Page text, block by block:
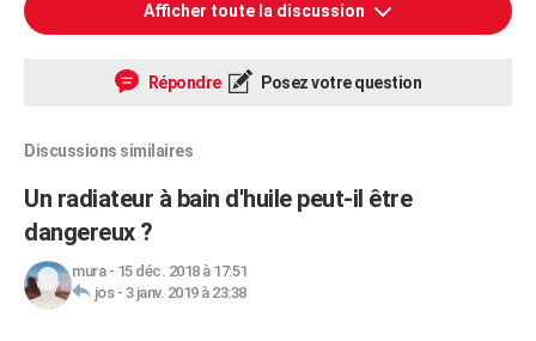
Afficher toute la discussion
Répondre Posez votre question
Discussions similaires
Un radiateur à bain d'huile peut-il être
dangereux ?
mura- 15 déc. 2018 à 17:51
jos- 3 janv. 2019 à 23:38